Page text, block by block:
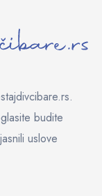
budite
uslove